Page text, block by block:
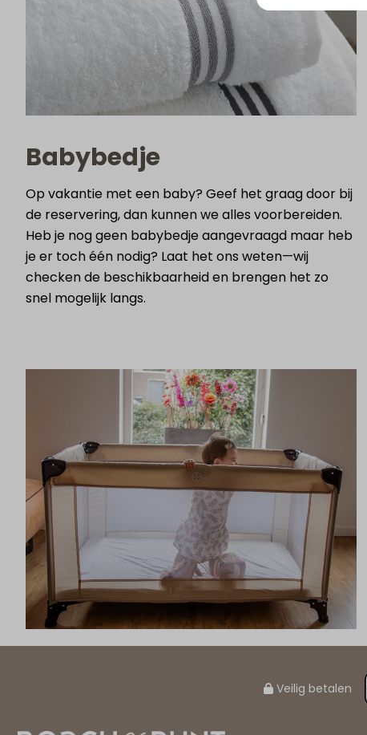
Babybedje
Op vakantie met een baby? Geef het graag door bij
de reservering, dan kunnen we alles voorbereiden.
Heb je nog geen babybedje aangevraagd maar heb
je er toch één nodig? Laat het ons weten—wij
checken de beschikbaarheid en brengen het zo
snel mogelijk langs.
Veilig betalen